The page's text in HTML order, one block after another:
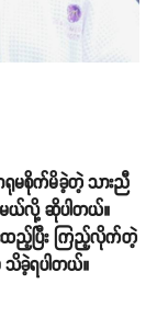
ရုမစိုက်မိခဲ့တဲ့ သားညီ
မယ်လို့ ဆိုပါတယ်။
းထည့်ပြီး ကြည့်လိုက်တဲ့
သိခဲ့ရပါတယ်။